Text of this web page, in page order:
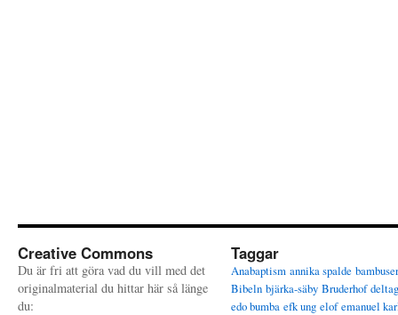
Creative Commons
Du är fri att göra vad du vill med det
originalmaterial du hittar här så länge
du:
Taggar
Anabaptism annika spalde bambuser
Bibeln bjärka-säby Bruderhof
edo bumba efk ung elof emanuel